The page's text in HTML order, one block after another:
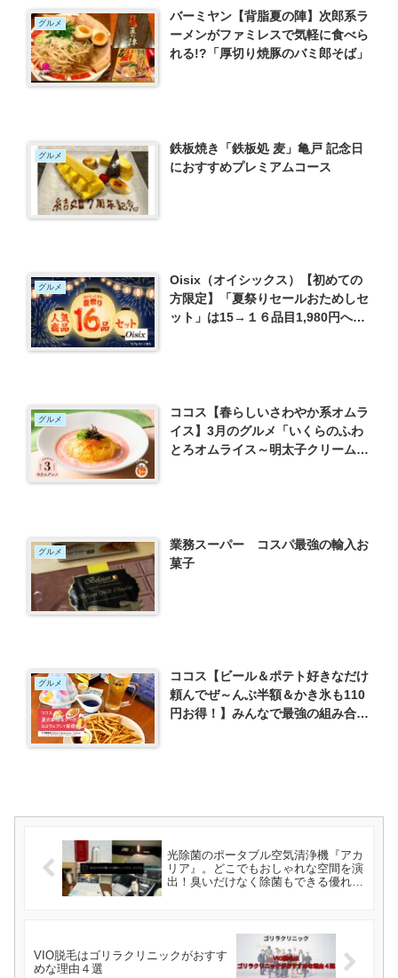
グルメ
バーミヤン【背脂夏の陣】次郎系ラ
ーメンがファミレスで気軽に食べら
れる!?「厚切り焼豚のバミ郎そば」
グルメ
鉄板焼き「鉄板処 麦」亀戸 記念日
におすすめプレミアムコース
グルメ
Oisix（オイシックス）【初めての
方限定】「夏祭りセールおためしセ
ット」は15→１６品目1,980円へパ
グルメ
ココス【春らしいさわやか系オムラ
イス】3月のグルメ「いくらのふわ
とろオムライス～明太子クリームソ
グルメ
業務スーパー コスパ最強の輸入お
菓子
グルメ
ココス【ビール＆ポテト好きなだけ
頼んでぜ～んぶ半額＆かき氷も110
円お得！】みんなで最強の組み合わ
光除菌のポータブル空気清浄機『アカ
リア』。どこでもおしゃれな空間を演
出！臭いだけなく除菌もできる優れも
VIO脱毛はゴリラクリニックがおすす
めな理由４選